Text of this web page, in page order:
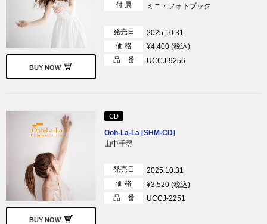
BUY NOW
付 属
ミニ・フォトブック
発売日
2025.10.31
価 格
¥4,400 (税込)
品 番
UCCJ-9256
BUY NOW
CD
Ooh-La-La [SHM-CD]
山中千尋
発売日
2025.10.31
価 格
¥3,520 (税込)
品 番
UCCJ-2251